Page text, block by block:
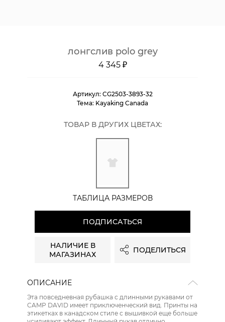
лонгслив polo grey
4 345 ₽
Артикул: CG2503-3893-32
Тема: Kayaking Canada
ТОВАР В ДРУГИХ ЦВЕТАХ:
ТАБЛИЦА РАЗМЕРОВ
ПОДПИСАТЬСЯ
НАЛИЧИЕ В
МАГАЗИНАХ
ПОДЕЛИТЬСЯ
ОПИСАНИЕ
Эта повседневная рубашка с длинными рукавами от
CAMP DAVID имеет приключенческий вид. Принты на
этикетках в канадском стиле с вышивкой еще больше